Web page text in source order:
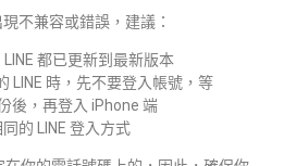
不兼容或錯誤，建議：
都已更新到最新版本
LINE 時，先不要登入帳號，等
後，再登入 iPhone 端
的 LINE 登入方式